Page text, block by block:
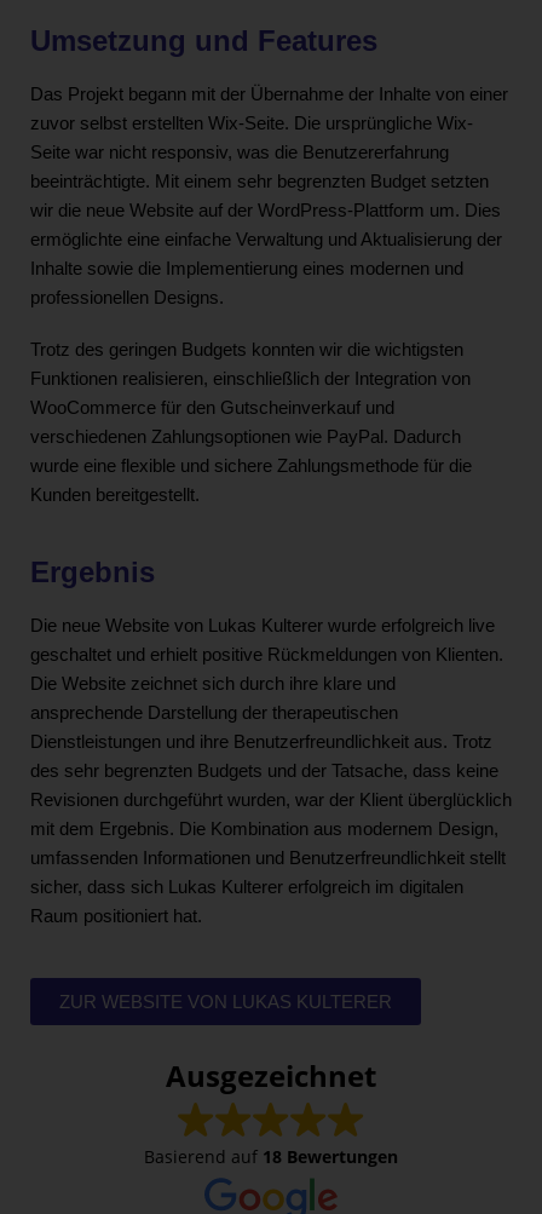
Umsetzung und Features
Das Projekt begann mit der Übernahme der Inhalte von einer
zuvor selbst erstellten Wix-Seite. Die ursprüngliche Wix-
Seite war nicht responsiv, was die Benutzererfahrung
beeinträchtigte. Mit einem sehr begrenzten Budget setzten
wir die neue Website auf der WordPress-Plattform um. Dies
ermöglichte eine einfache Verwaltung und Aktualisierung der
Inhalte sowie die Implementierung eines modernen und
professionellen Designs.
Trotz des geringen Budgets konnten wir die wichtigsten
Funktionen realisieren, einschließlich der Integration von
WooCommerce für den Gutscheinverkauf und
verschiedenen Zahlungsoptionen wie PayPal. Dadurch
wurde eine flexible und sichere Zahlungsmethode für die
Kunden bereitgestellt.
Ergebnis
Die neue Website von Lukas Kulterer wurde erfolgreich live
geschaltet und erhielt positive Rückmeldungen von Klienten.
Die Website zeichnet sich durch ihre klare und
ansprechende Darstellung der therapeutischen
Dienstleistungen und ihre Benutzerfreundlichkeit aus. Trotz
des sehr begrenzten Budgets und der Tatsache, dass keine
Revisionen durchgeführt wurden, war der Klient überglücklich
mit dem Ergebnis. Die Kombination aus modernem Design,
umfassenden Informationen und Benutzerfreundlichkeit stellt
sicher, dass sich Lukas Kulterer erfolgreich im digitalen
Raum positioniert hat.
ZUR WEBSITE VON LUKAS KULTERER
Ausgezeichnet
Basierend auf 18 Bewertungen